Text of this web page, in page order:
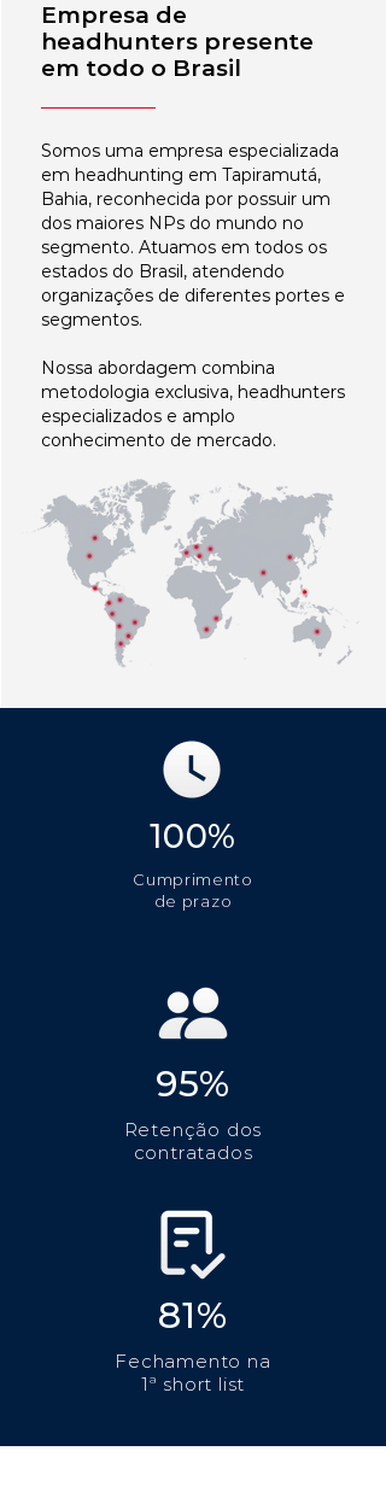
Empresa de
headhunters presente
em todo o Brasil
Somos uma empresa especializada
em headhunting em Tapiramutá,
Bahia, reconhecida por possuir um
dos maiores NPs do mundo no
segmento. Atuamos em todos os
estados do Brasil, atendendo
organizações de diferentes portes e
segmentos.
Nossa abordagem combina
metodologia exclusiva, headhunters
especializados e amplo
conhecimento de mercado.
100%
Cumprimento
de prazo
95%
Retenção dos
contratados
81%
Fechamento na
1ª short list